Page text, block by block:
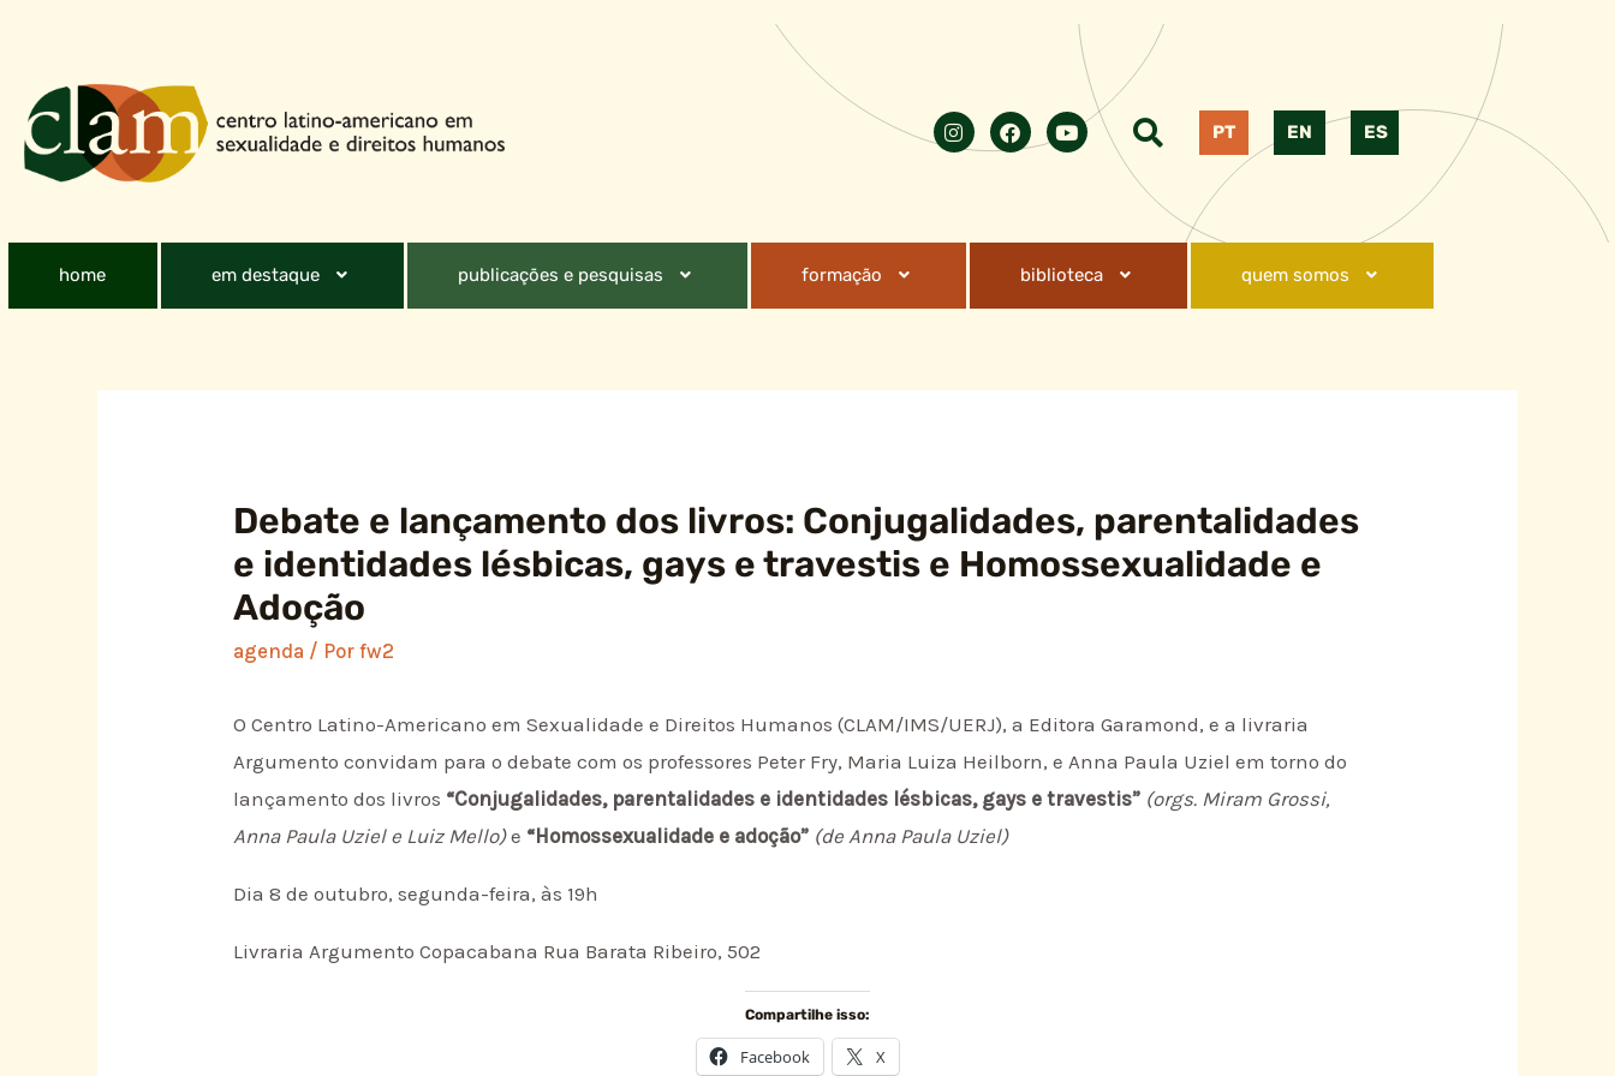
PT EN ES
home em destaque publicações e pesquisas formação biblioteca quem somos
Debate e lançamento dos livros: Conjugalidades, parentalidades
e identidades lésbicas, gays e travestis e Homossexualidade e
Adoção
agenda / Porfw2
O Centro Latino-Americano em Sexualidade e Direitos Humanos (CLAM/IMS/UERJ), a Editora Garamond, e a livraria
Argumento convidam para o debate com os professores Peter Fry, Maria Luiza Heilborn, e Anna Paula Uziel em torno do
lançamento dos livros “Conjugalidades, parentalidades e identidades lésbicas, gays e travestis” (orgs. Miram Grossi,
Anna Paula Uziel e Luiz Mello)e “Homossexualidade e adoção” (de Anna Paula Uziel)
Dia 8 de outubro, segunda-feira, às 19h
Livraria Argumento Copacabana Rua Barata Ribeiro, 502
Compartilhe isso:
Facebook X